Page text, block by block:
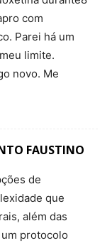
com
Parei há um
limite.
novo. Me
FAUSTINO
de
que
além das
protocolo